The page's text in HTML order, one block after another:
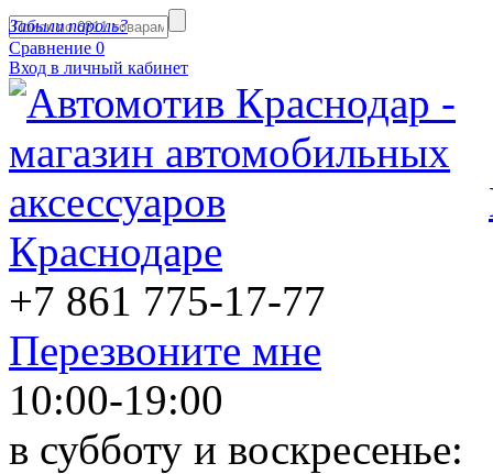
Сравнение 0
Вход в личный кабинет
Краснодаре
+7 861 775-17-77
Перезвоните мне
10:00-19:00
в субботу и воскресенье:
Забыли пароль?